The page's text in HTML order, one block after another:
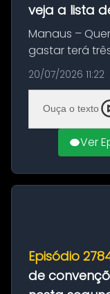
veja a lista
Manaus –
gastar terá
entre esta
(23). A
dedicada à
20/07/2026 11:22
Ouça o texto
Ver
Episódio
de